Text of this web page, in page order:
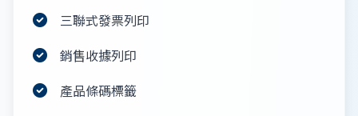
三聯式發票列印
銷售收據列印
產品條碼標籤